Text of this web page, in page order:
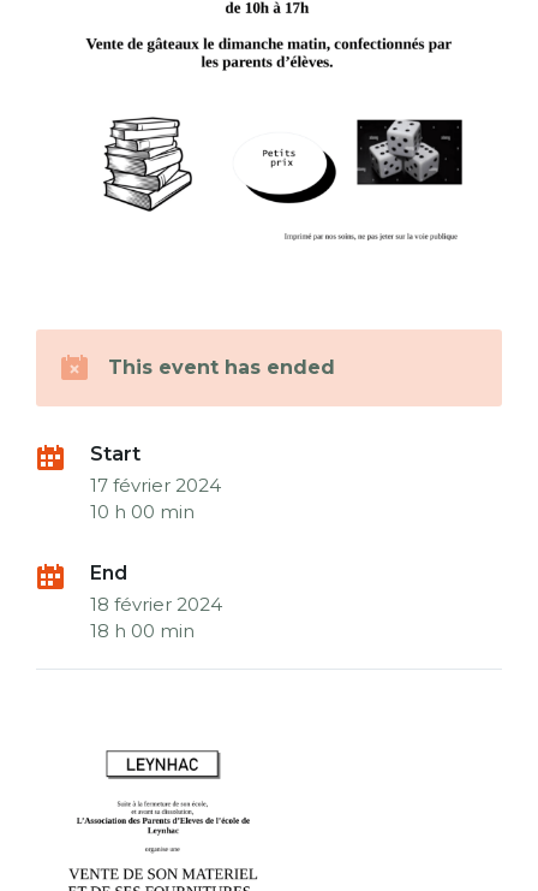
This event has ended
Start
17 février 2024
10 h 00 min
End
18 février 2024
18 h 00 min